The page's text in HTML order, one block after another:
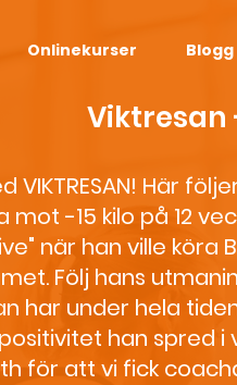
Onlinekurser Blogg
Viktresan
VIKTRESAN! Här
mot -15 kilo på 12
när han ville köra
Följ hans
har under hela
han spred i
för att vi fick